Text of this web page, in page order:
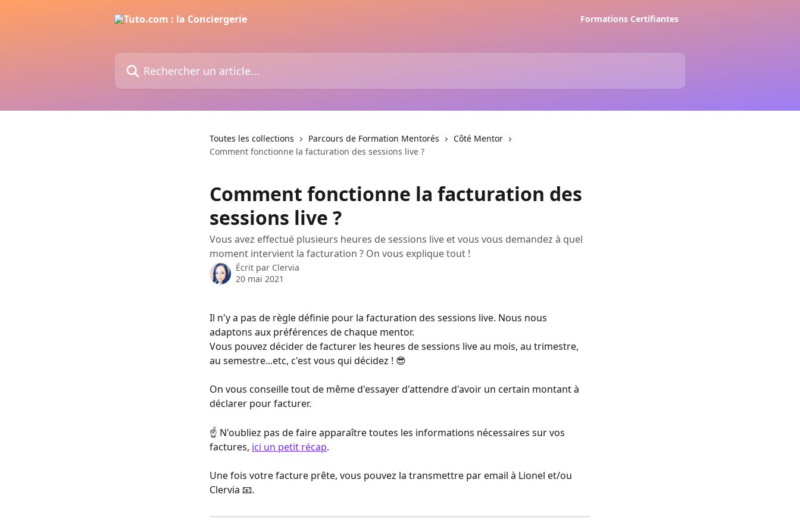
Formations Certifiantes
Rechercher un article...
Toutes les collections Parcours de Formation Mentorés
Côté Mentor
Comment fonctionne la facturation des sessions live ?
Comment fonctionne la facturation des
sessions live ?
Vous avez effectué plusieurs heures de sessions live et vous vous demandez à quel
moment intervient la facturation ? On vous explique tout !
Écrit par Clervia
20 mai 2021
Il n'y a pas de règle définie pour la facturation des sessions live. Nous nous
adaptons aux préférences de chaque mentor.
Vous pouvez décider de facturer les heures de sessions live au mois, au trimestre,
au semestre...etc, c'est vous qui décidez ! 😎
On vous conseille tout de même d'essayer d'attendre d'avoir un certain montant à
déclarer pour facturer.
☝ N'oubliez pas de faire apparaître toutes les informations nécessaires sur vos
factures, ici un petit récap.
Une fois votre facture prête, vous pouvez la transmettre par email à Lionel et/ou
Clervia 📧.